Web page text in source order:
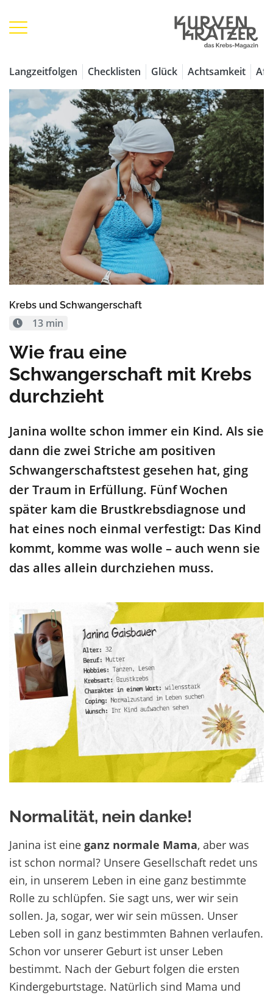
Langzeitfolgen Checklisten Glück Achtsamkeit
Krebs und Schwangerschaft
13 min
Wie frau eine
Schwangerschaft mit Krebs
durchzieht
Janina wollte schon immer ein Kind. Als sie
dann die zwei Striche am positiven
Schwangerschaftstest gesehen hat, ging
der Traum in Erfüllung. Fünf Wochen
später kam die Brustkrebsdiagnose und
hat eines noch einmal verfestigt: Das Kind
kommt, komme was wolle – auch wenn sie
das alles allein durchziehen muss.
Normalität, nein danke!
Janina ist eine ganz normale Mama, aber was
ist schon normal? Unsere Gesellschaft redet uns
ein, in unserem Leben in eine ganz bestimmte
Rolle zu schlüpfen. Sie sagt uns, wer wir sein
sollen. Ja, sogar, wer wir sein müssen. Unser
Leben soll in ganz bestimmten Bahnen verlaufen.
Schon vor unserer Geburt ist unser Leben
bestimmt. Nach der Geburt folgen die ersten
Kindergeburtstage. Natürlich sind Mama und